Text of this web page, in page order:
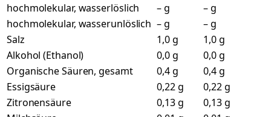
hochmolekular, wasserlöslich
– g
– g
hochmolekular, wasserunlöslich – g
– g
Salz
1,0 g
1,0 g
Alkohol (Ethanol)
0,0 g
0,0 g
Organische Säuren, gesamt
0,4 g
0,4 g
Essigsäure
0,22 g
0,22 g
Zitronensäure
0,13 g
0,13 g